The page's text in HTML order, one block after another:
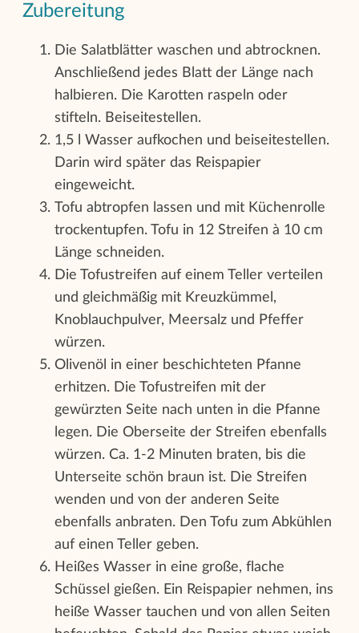
Zubereitung
Die Salatblätter waschen und abtrocknen.
Anschließend jedes Blatt der Länge nach
halbieren. Die Karotten raspeln oder
stifteln. Beiseitestellen.
1,5 l Wasser aufkochen und beiseitestellen.
Darin wird später das Reispapier
eingeweicht.
Tofu abtropfen lassen und mit Küchenrolle
trockentupfen. Tofu in 12 Streifen à 10 cm
Länge schneiden.
Die Tofustreifen auf einem Teller verteilen
und gleichmäßig mit Kreuzkümmel,
Knoblauchpulver, Meersalz und Pfeffer
würzen.
Olivenöl in einer beschichteten Pfanne
erhitzen. Die Tofustreifen mit der
gewürzten Seite nach unten in die Pfanne
legen. Die Oberseite der Streifen ebenfalls
würzen. Ca. 1-2 Minuten braten, bis die
Unterseite schön braun ist. Die Streifen
wenden und von der anderen Seite
ebenfalls anbraten. Den Tofu zum Abkühlen
auf einen Teller geben.
Heißes Wasser in eine große, flache
Schüssel gießen. Ein Reispapier nehmen, ins
heiße Wasser tauchen und von allen Seiten